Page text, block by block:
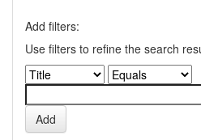
Add filters:
Use filters to refine the search